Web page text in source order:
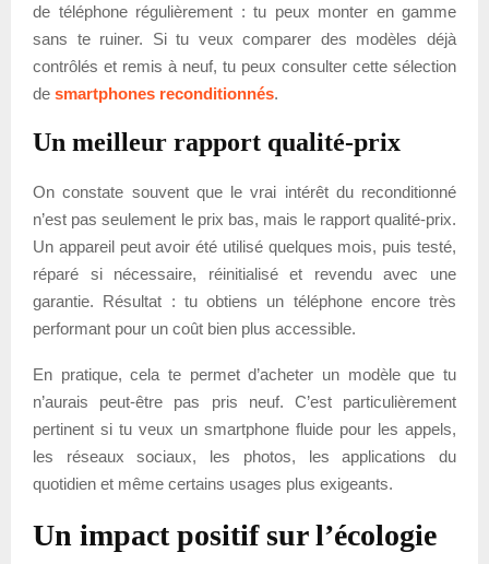
de téléphone régulièrement : tu peux monter en gamme
sans te ruiner. Si tu veux comparer des modèles déjà
contrôlés et remis à neuf, tu peux consulter cette sélection
de smartphones reconditionnés.
Un meilleur rapport qualité-prix
On constate souvent que le vrai intérêt du reconditionné
n’est pas seulement le prix bas, mais le rapport qualité-prix.
Un appareil peut avoir été utilisé quelques mois, puis testé,
réparé si nécessaire, réinitialisé et revendu avec une
garantie. Résultat : tu obtiens un téléphone encore très
performant pour un coût bien plus accessible.
En pratique, cela te permet d’acheter un modèle que tu
n’aurais peut-être pas pris neuf. C’est particulièrement
pertinent si tu veux un smartphone fluide pour les appels,
les réseaux sociaux, les photos, les applications du
quotidien et même certains usages plus exigeants.
Un impact positif sur l’écologie